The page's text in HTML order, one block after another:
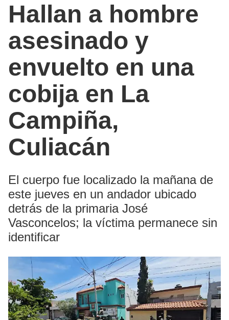
Hallan a hombre
asesinado y
envuelto en una
cobija en La
Campiña,
Culiacán
El cuerpo fue localizado la mañana de
este jueves en un andador ubicado
detrás de la primaria José
Vasconcelos; la víctima permanece sin
identificar